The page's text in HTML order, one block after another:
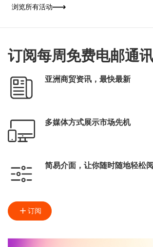
浏览所有活动
订阅每周免费电邮通
亚洲商贸资讯，最快最新
多媒体方式展示市场先机
简易介面，让你随时随地轻松
订阅